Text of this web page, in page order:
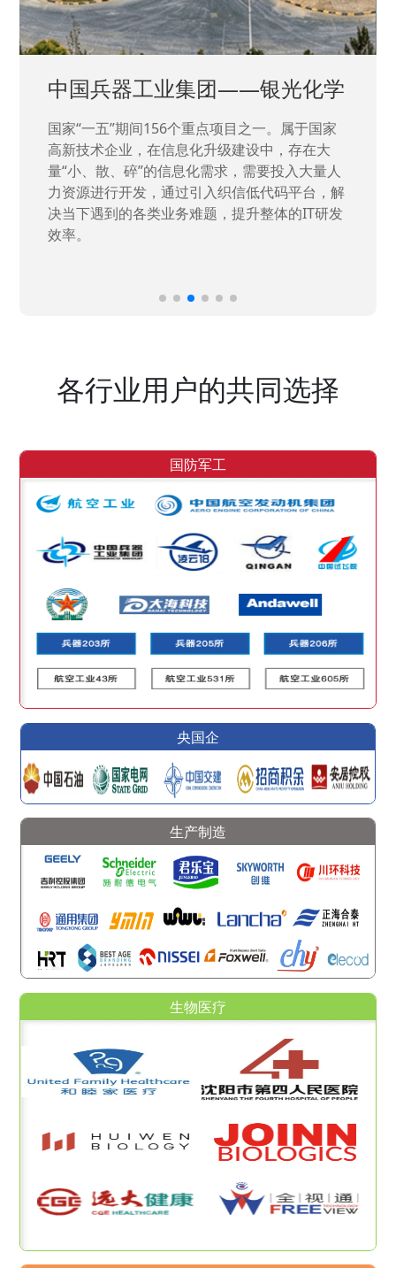
中国兵器工业集团——银光化学
国家“一五”期间156个重点项目之一。属于国家
高新技术企业，在信息化升级建设中，存在大
量“小、散、碎”的信息化需求，需要投入大量人
力资源进行开发，通过引入织信低代码平台，解
决当下遇到的各类业务难题，提升整体的IT研发
效率。
各行业用户的共同选择
国防军工
央国企
生产制造
生物医疗